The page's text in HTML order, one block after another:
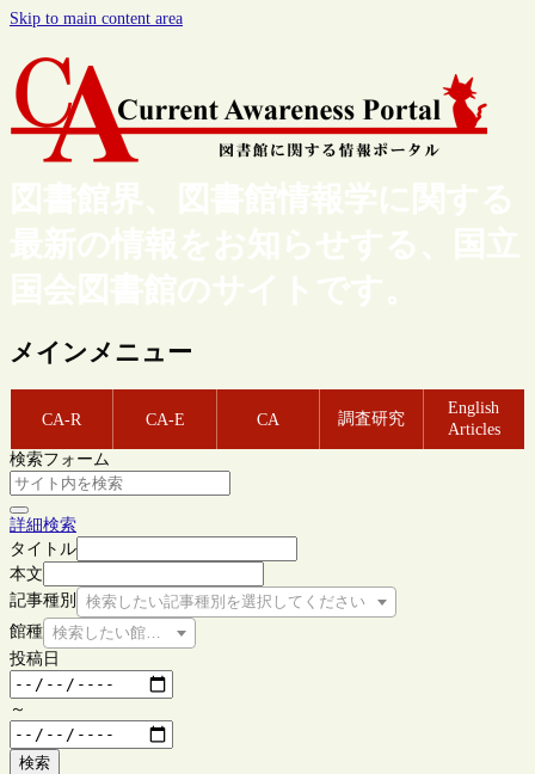
Skip to main content area
図書館界、図書館情報学に関する
最新の情報をお知らせする、国立
国会図書館のサイトです。
メインメニュー
CA-R CA-E CA 調査研究
English
Articles
検索フォーム
詳細検索
タイトル
本文
記事種別
検索したい記事種別を選択してください
館種 検索したい館種を選択してください
投稿日
～
検索